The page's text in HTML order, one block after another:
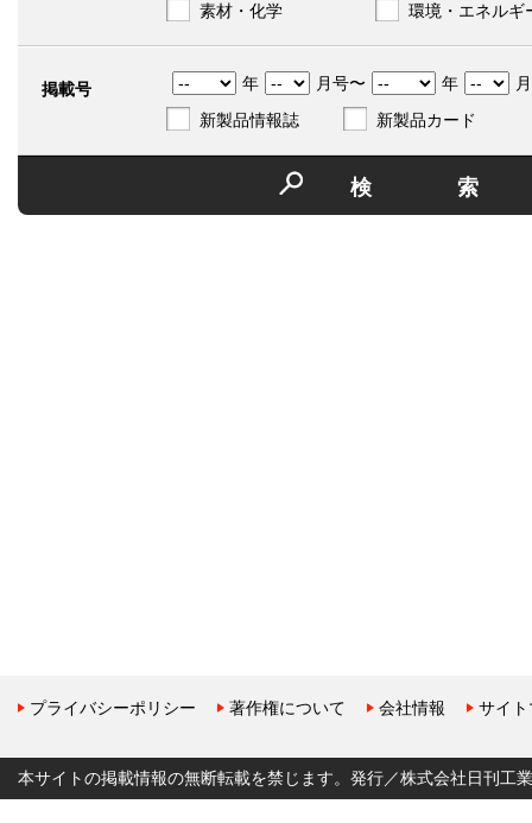
素材・化学
環境・エネルギ
掲載号 年 月号〜 年
新製品情報誌
新製品カード
検
プライバシーポリシー 著作権について 会社情報 サイ
本サイトの掲載情報の無断転載を禁じます。発行／株式会社日刊